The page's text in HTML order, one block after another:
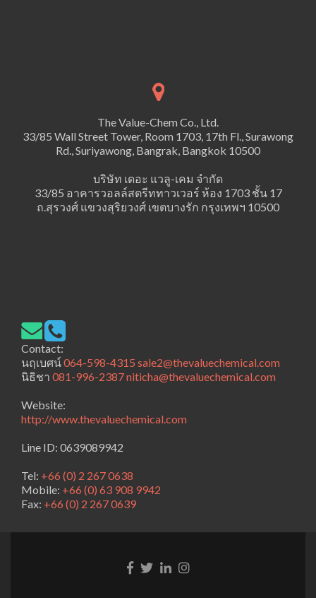
The Value-Chem Co., Ltd.
33/85 Wall Street Tower, Room 1703, 17th Fl., Surawong
Rd., Suriyawong, Bangrak, Bangkok 10500
บริษัท เดอะ แวลู-เคม จำกัด
33/85 อาคารวอลล์สตรีททาวเวอร์ ห้อง 1703 ชั้น 17
ถ.สุรวงศ์ แขวงสุริยวงศ์ เขตบางรัก กรุงเทพฯ 10500
Contact:
นฤเบศน์064-598-4315 sale2@thevaluechemical.com
นิธิชา 081-996-2387niticha@thevaluechemical.com
Website:
http://www.thevaluechemical.com
Line ID: 0639089942
Tel: +66 (0) 2 267 0638
Mobile: +66 (0) 63 908 9942
Fax: +66 (0) 2 267 0639
Facebook
link
Twitter
LinkedinInstagram